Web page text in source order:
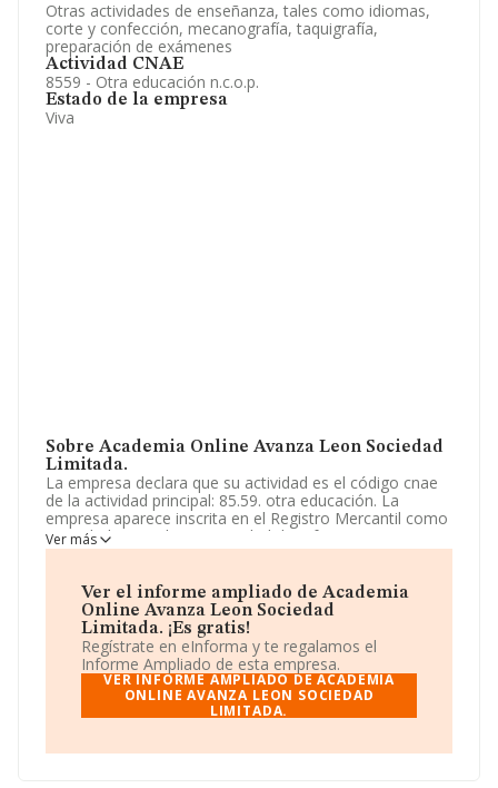
Otras actividades de enseñanza, tales como idiomas,
corte y confección, mecanografía, taquigrafía,
preparación de exámenes
Actividad CNAE
8559 - Otra educación n.c.o.p.
Estado de la empresa
Viva
Sobre Academia Online Avanza Leon Sociedad
Limitada.
La empresa declara que su actividad es el código cnae
de la actividad principal: 85.59. otra educación. La
empresa aparece inscrita en el Registro Mercantil como
Sociedad Limitada. La actividad de referencia CNAE
corresponde a 'Otra educación n.c.o.p.', cuyo Código es
exteriores.
La sociedad españolaAcademia Online Avanza Leon
Sociedad Limitada, NIF B72550965, tiene domicilio
fiscal en Calle Santiago Apostol núm. 6 2 A, (24191), San
Andres Del Rabanedo, en León, Castilla-león.
En base a la información de la que dispone INFORMA
facturación alcanza la cifra de 4.215 millones de euros y
Ver más
Ver el informe ampliado de Academia
Online Avanza Leon Sociedad
Limitada. ¡Es gratis!
Regístrate en eInforma y te regalamos el
Informe Ampliado de esta empresa.
VER INFORME AMPLIADO DE ACADEMIA
ONLINE AVANZA LEON SOCIEDAD
LIMITADA.